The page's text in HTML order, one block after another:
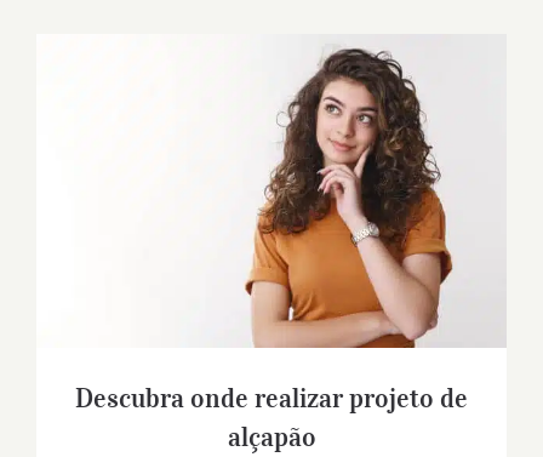
Descubra onde realizar projeto de
alçapão
Descubra onde realizar projeto de
alçapão